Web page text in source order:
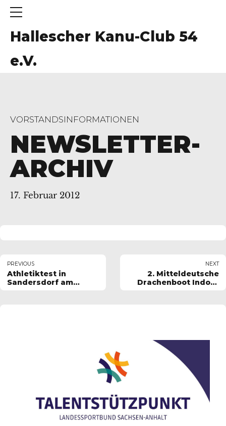
Hallescher Kanu-Club 54
e.V.
VORSTANDSINFORMATIONEN
NEWSLETTER-
ARCHIV
17. Februar 2012
PREVIOUS
Athletiktest in
Sandersdorf am
NEXT
2. Mitteldeutsche
Drachenboot Indoor